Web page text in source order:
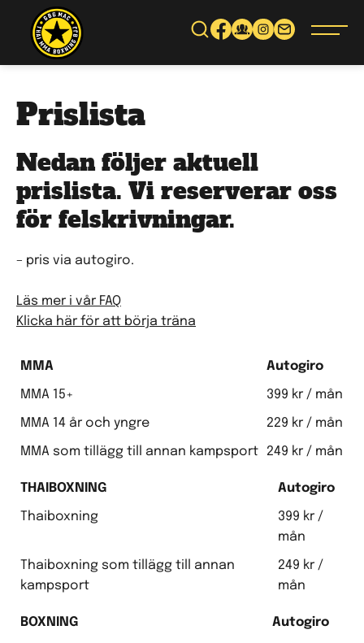
vidare
Prislista
Nedan följer aktuell
prislista. Vi reserverar oss
för felskrivningar.
– pris via autogiro.
Läs mer i vår FAQ
Klicka här för att börja träna
MMA Autogiro
MMA 15+ 399 kr / mån
MMA 14 år och yngre 229 kr / mån
MMA som tillägg till annan kampsport 249 kr / mån
THAIBOXNING Autogiro
Thaiboxning
399 kr /
mån
Thaiboxning som tillägg till annan
kampsport
249 kr /
mån
BOXNING Autogiro